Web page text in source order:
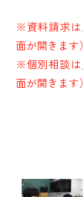
※資料請求は
面が開きます）
※個別相談は
面が開きます）